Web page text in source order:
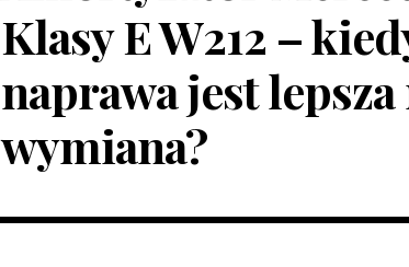
Klasy E W212 –
naprawa jest
wymiana?